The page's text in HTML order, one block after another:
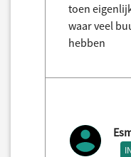
toen
waar veel
hebben